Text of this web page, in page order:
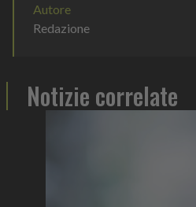
Autore
Redazione
Notizie correlate